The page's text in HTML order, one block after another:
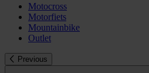
Motocross
Motorfiets
Mountainbike
Outlet
Previous